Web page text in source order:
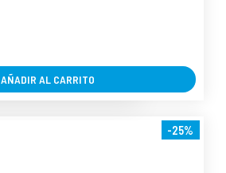
AÑADIR AL CARRITO
-25%